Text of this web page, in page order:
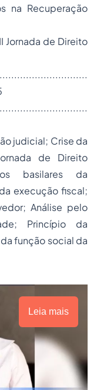
na Recuperação
Jornada de Direito
judicial; Crise da
de Direito
basilares da
execução fiscal;
Análise pelo
Princípio da
função social da
Leia mais